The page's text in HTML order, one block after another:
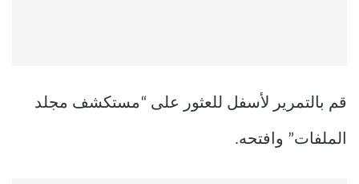
قم بالتمرير لأسفل للعثور على “مستكشف مجلد
الملفات” وافتحه.